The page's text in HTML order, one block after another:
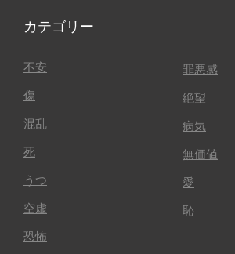
カテゴリー
不安
傷
混乱
死
うつ
空虚
恐怖
罪悪感
絶望
病気
無価値
愛
恥